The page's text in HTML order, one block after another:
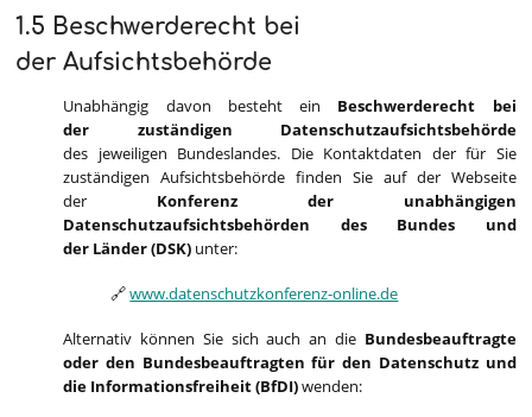
1.5 Beschwerderecht bei
der Aufsichtsbehörde
Unabhängig davon besteht ein Beschwerderecht bei
der zuständigen Datenschutzaufsichtsbehörde
des jeweiligen Bundeslandes. Die Kontaktdaten der für Sie
zuständigen Aufsichtsbehörde finden Sie auf der Webseite
der Konferenz der unabhängigen
Datenschutzaufsichtsbehörden des Bundes und
der Länder (DSK) unter:
🔗www.datenschutzkonferenz-online.de
Alternativ können Sie sich auch an die Bundesbeauftragte
oder den Bundesbeauftragten für den Datenschutz und
die Informationsfreiheit (BfDI)wenden: